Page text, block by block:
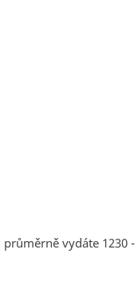
vydáte 1230